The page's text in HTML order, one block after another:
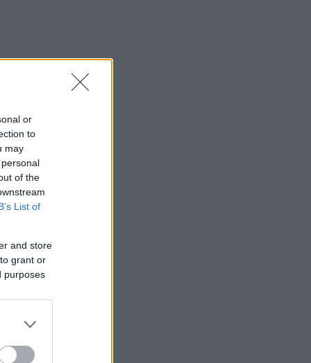
or
to
may
of the
List of
and store
grant or
purposes